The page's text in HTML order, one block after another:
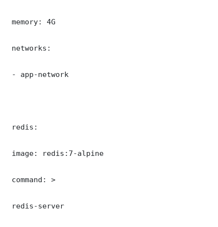
memory: 4G
networks:
- app-network
redis:
image: redis:7-alpine
command: >
redis-server